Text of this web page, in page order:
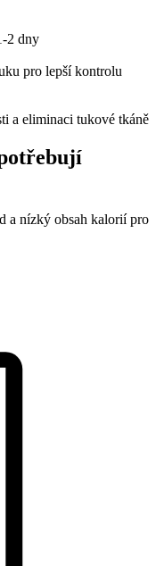
2 dny
pro lepší kontrolu
a eliminaci tukové tkáně
a nízký obsah kalorií pro